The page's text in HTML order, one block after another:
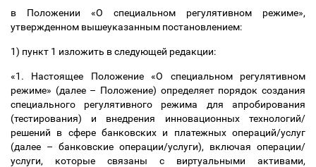
в Положении «О специальном регулятивном режиме»,
утвержденном вышеуказанным постановлением:
1) пункт 1 изложить в следующей редакции:
«1. Настоящее Положение «О специальном регулятивном
режиме» (далее – Положение) определяет порядок создания
специального регулятивного режима для апробирования
(тестирования) и внедрения инновационных технологий/
решений в сфере банковских и платежных операций/услуг
(далее – банковские операции/услуги), включая операции/
услуги, которые связаны с виртуальными активами,